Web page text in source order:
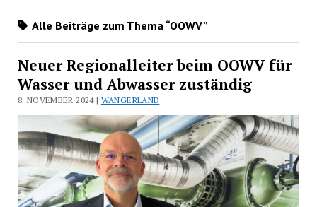
Alle Beiträge zum Thema “OOWV”
Neuer Regionalleiter beim OOWV für
Wasser und Abwasser zuständig
8. NOVEMBER 2024 | WANGERLAND